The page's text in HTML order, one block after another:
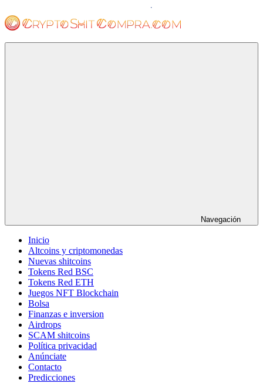
al
contenido
Navegación
Inicio
Altcoins y criptomonedas
Nuevas shitcoins
Tokens Red BSC
Tokens Red ETH
Juegos NFT Blockchain
Bolsa
Finanzas e inversion
Airdrops
SCAM shitcoins
Política privacidad
Anúnciate
Contacto
Predicciones